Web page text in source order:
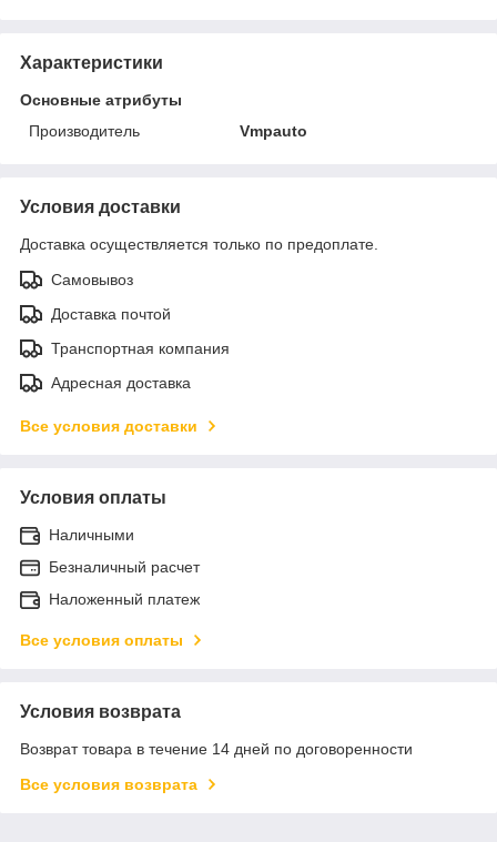
Характеристики
Основные атрибуты
Производитель
Vmpauto
Условия доставки
Доставка осуществляется только по предоплате.
Самовывоз
Доставка почтой
Транспортная компания
Адресная доставка
Все условия доставки
Условия оплаты
Наличными
Безналичный расчет
Наложенный платеж
Все условия оплаты
Условия возврата
Возврат товара в течение 14 дней по договоренности
Все условия возврата